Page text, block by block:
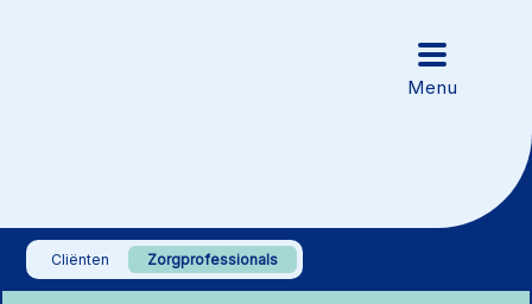
Cliënten Zorgprofessionals